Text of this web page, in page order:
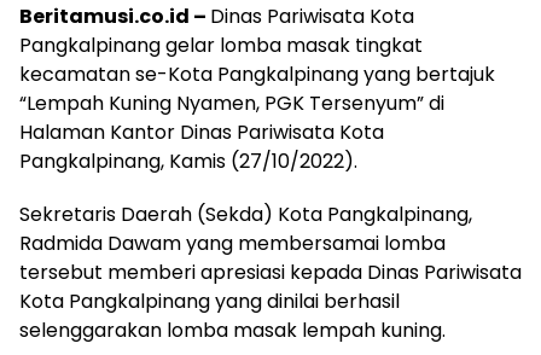
Beritamusi.co.id – Dinas Pariwisata Kota
Pangkalpinang gelar lomba masak tingkat
kecamatan se-Kota Pangkalpinang yang bertajuk
“Lempah Kuning Nyamen, PGK Tersenyum” di
Halaman Kantor Dinas Pariwisata Kota
Pangkalpinang, Kamis (27/10/2022).
Sekretaris Daerah (Sekda) Kota Pangkalpinang,
Radmida Dawam yang membersamai lomba
tersebut memberi apresiasi kepada Dinas Pariwisata
Kota Pangkalpinang yang dinilai berhasil
selenggarakan lomba masak lempah kuning.